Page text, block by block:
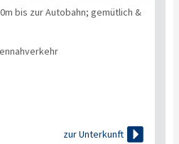
bis zur Autobahn; gemütlich &
zur Unterkunft 